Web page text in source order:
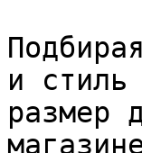
и
размер